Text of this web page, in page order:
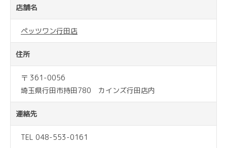
店舗名
ペッツワン行田店
住所
〒 361-0056
埼玉県行田市持田780 カインズ行田店内
連絡先
TEL 048-553-0161